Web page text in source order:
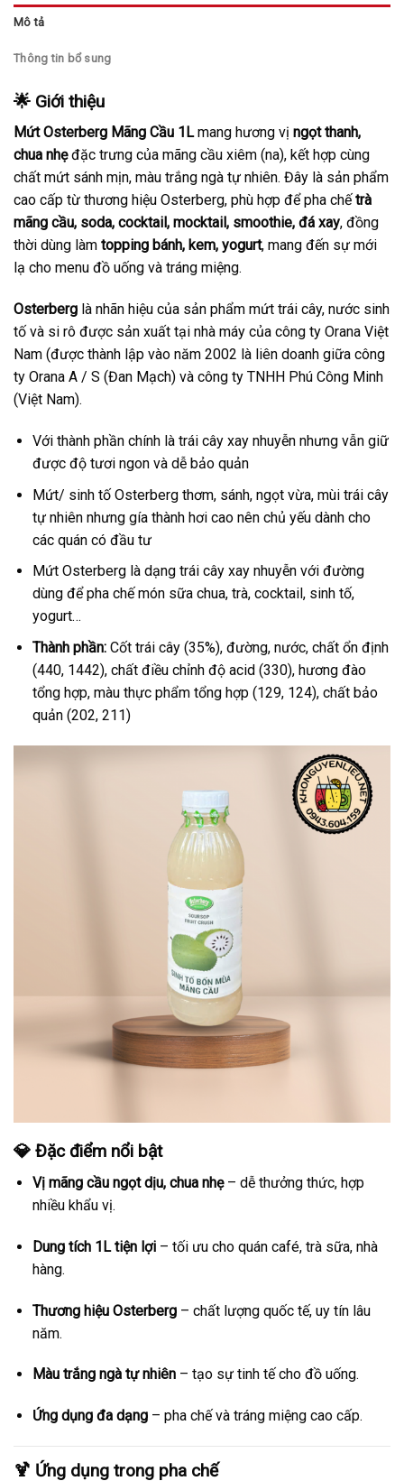
Mô tả
Thông tin bổ sung
🌟 Giới thiệu
Mứt Osterberg Mãng Cầu 1Lmang hương vị ngọt thanh,
chua nhẹđặc trưng của mãng cầu xiêm (na), kết hợp cùng
chất mứt sánh mịn, màu trắng ngà tự nhiên. Đây là sản phẩm
cao cấp từ thương hiệu Osterberg, phù hợp để pha chếtrà
mãng cầu, soda, cocktail, mocktail, smoothie, đá xay, đồng
thời dùng làm topping bánh, kem, yogurt, mang đến sự mới
lạ cho menu đồ uống và tráng miệng.
Osterberg là nhãn hiệu của sản phẩm mứt trái cây, nước sinh
tố và si rô được sản xuất tại nhà máy của công ty Orana Việt
Nam (được thành lập vào năm 2002 là liên doanh giữa công
ty Orana A / S (Đan Mạch) và công ty TNHH Phú Công Minh
(Việt Nam).
Với thành phần chính là trái cây xay nhuyễn nhưng vẫn giữ
được độ tươi ngon và dễ bảo quản
Mứt/ sinh tố Osterberg thơm, sánh, ngọt vừa, mùi trái cây
tự nhiên nhưng gía thành hơi cao nên chủ yếu dành cho
các quán có đầu tư
Mứt Osterberg là dạng trái cây xay nhuyễn với đường
dùng để pha chế món sữa chua, trà, cocktail, sinh tố,
yogurt…
Thành phần:Cốt trái cây (35%), đường, nước, chất ổn định
(440, 1442), chất điều chỉnh độ acid (330), hương đào
tổng hợp, màu thực phẩm tổng hợp (129, 124), chất bảo
quản (202, 211)
💎 Đặc điểm nổi bật
Vị mãng cầu ngọt dịu, chua nhẹ– dễ thưởng thức, hợp
nhiều khẩu vị.
Dung tích 1L tiện lợi– tối ưu cho quán café, trà sữa, nhà
hàng.
Thương hiệu Osterberg– chất lượng quốc tế, uy tín lâu
năm.
Màu trắng ngà tự nhiên– tạo sự tinh tế cho đồ uống.
Ứng dụng đa dạng– pha chế và tráng miệng cao cấp.
🍹 Ứng dụng trong pha chế